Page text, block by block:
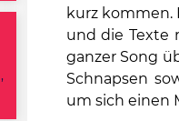
kurz kommen.
und die Texte
ganzer Song
Schnapsen
um sich einen
,